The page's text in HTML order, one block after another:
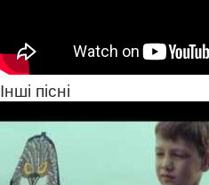
Інші пісні